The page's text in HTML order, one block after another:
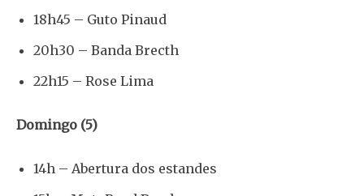
18h45 – Guto Pinaud
20h30 – Banda Brecth
22h15 – Rose Lima
Domingo (5)
14h – Abertura dos estandes